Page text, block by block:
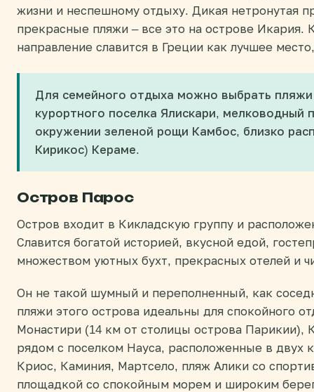
жизни и неспешному отдыху. Дикая нетронутая
прекрасные пляжи – все это на острове Икария.
направление славится в Греции как лучшее
Для семейного отдыха можно выбрать
курортного поселка Ялискари, мелководный
окружении зеленой рощи Камбос, близко
Кирикос) Кераме.
Остров Парос
Остров входит в Кикладскую группу и
Славится богатой историей, вкусной едой,
множеством уютных бухт, прекрасных отелей и
Он не такой шумный и переполненный, как
пляжи этого острова идеальны для спокойного
Монастири (14 км от столицы острова Парикии),
рядом с поселком Науса, расположенные в двух
Криос, Каминия, Мартсело, пляж Алики со
площадкой со спокойным морем и широким